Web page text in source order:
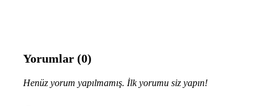
Yorumlar (0)
Henüz yorum yapılmamış. İlk yorumu siz yapın!